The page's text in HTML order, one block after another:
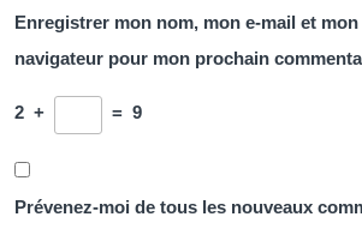
Enregistrer mon nom, mon e-mail et
navigateur pour mon prochain
2 + = 9
Prévenez-moi de tous les nouveaux